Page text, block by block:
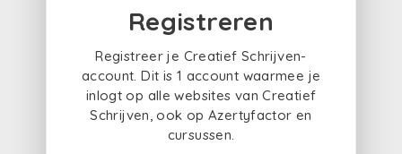
Registreren
Registreer je Creatief Schrijven-
account. Dit is 1 account waarmee je
inlogt op alle websites van Creatief
Schrijven, ook op Azertyfactor en
cursussen.